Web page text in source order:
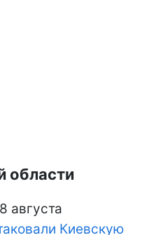
области
августа
Киевскую